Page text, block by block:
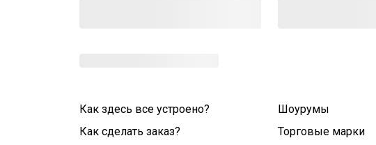
Как здесь все устроено?
Как сделать заказ?
Шоурумы
Торговые марки